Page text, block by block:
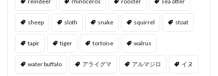
sheep sloth snake squirrel stoat
tapir tiger tortoise walrus
water buffalo アライグマ アルマジロ イヌ